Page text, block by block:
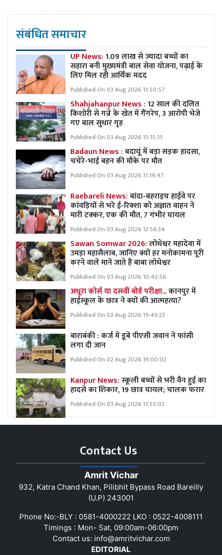
संबंधित समाचार
UP News:1.09 लाख से ज्यादा बच्चों का
सहारा बनी मुख्यमंत्री बाल सेवा योजना, पढ़ाई के
लिए मिल रही आर्थिक मदद
Published On 03 Aug 2026 11:50:57
Shahjahanpur News :12 साल की दलित
किशोरी से गन्ने के खेत में गैंगरेप, 3 आरोपी भेजे
गए बाल सुधार गृह
Published On 03 Aug 2026 13:15:15
Badaun News :बदायूं में बड़ा सड़क हादसा,
चचेरे-भाई बहन की मौके पर मौत
Published On 03 Aug 2026 11:19:47
Raebareli News:बांदा-बहराइच हाईवे पर
कांवड़ियों से भरे ई-रिक्शा को अज्ञात वाहन ने
मारी टक्कर, एक की मौत, 7 गंभीर घायल
Published On 03 Aug 2026 12:58:34
Sawan Somwar 2026:लोधेश्वर महादेवा में
उमड़ा महासैलाब, जानिए क्यों हर मनोकामना पूरी
करने वाले माने जाते हैं बाबा लोधेश्वर
Published On 03 Aug 2026 10:42:56
अधूरा कोर्स या दसवीं बोर्ड परीक्षा...कानपुर में
हाईस्कूल के छात्र ने क्यों की आत्महत्या?
Published On 02 Aug 2026 19:49:23
बाराबंकी : कर्ज में डूबे पीएसी जवान ने फांसी
लगा दी जान
Published On 02 Aug 2026 19:00:02
Kanpur News:स्कूली बच्चों से भरी वैन हुई का
हादसे का शिकार, 19 छात्र घायल; चालक फरार
Published On 03 Aug 2026 11:55:02
Contact Us
Amrit Vichar
932, Katra Chand Khan, Pilibhit Bypass Road Bareilly
(U.P) 243001
Phone No:-BLY : 0581-4000222 LKO : 0522-4008111
Timings : Mon- Sat, 09:00am-06:00pm
Contact us: info@amritvichar.com
EDITORIAL